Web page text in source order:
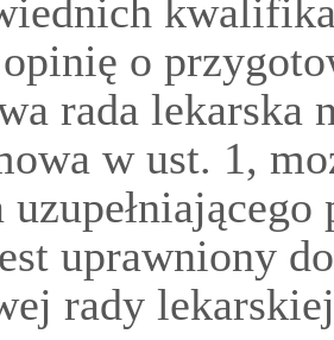
o
rada
w ust. 1,
uprawniony
rady